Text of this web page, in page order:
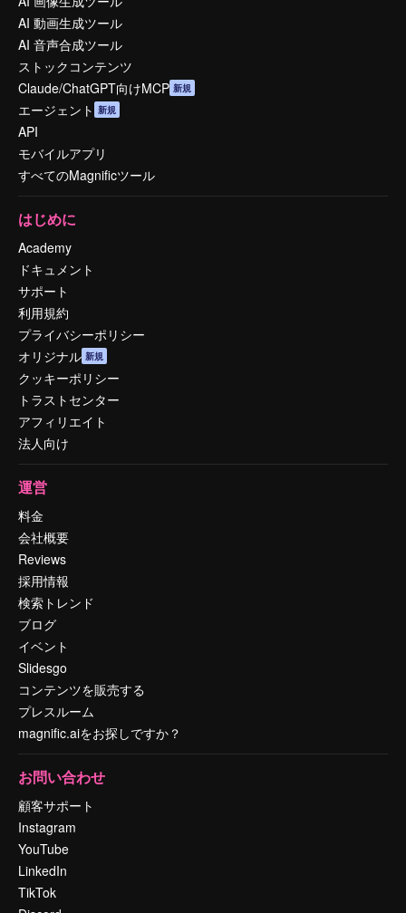
AI 動画生成ツール
AI 音声合成ツール
ストックコンテンツ
Claude/ChatGPT向けMCP 新規
エージェント 新規
API
モバイルアプリ
すべてのMagnificツール
はじめに
Academy
ドキュメント
サポート
利用規約
プライバシーポリシー
オリジナル 新規
クッキーポリシー
トラストセンター
アフィリエイト
法人向け
運営
料金
会社概要
Reviews
採用情報
検索トレンド
ブログ
イベント
Slidesgo
コンテンツを販売する
プレスルーム
magnific.aiをお探しですか？
お問い合わせ
顧客サポート
Instagram
YouTube
LinkedIn
TikTok